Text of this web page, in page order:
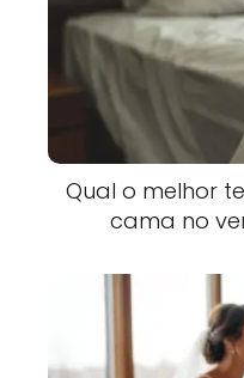
Qual o melhor
cama no